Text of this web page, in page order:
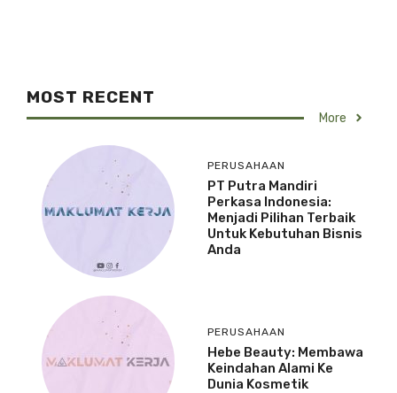
MOST RECENT
More
PERUSAHAAN
PT Putra Mandiri
Perkasa Indonesia:
Menjadi Pilihan Terbaik
Untuk Kebutuhan Bisnis
Anda
PERUSAHAAN
Hebe Beauty: Membawa
Keindahan Alami Ke
Dunia Kosmetik